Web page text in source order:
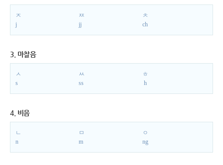
ㅈ
j
ㅉ
jj
ㅊ
ch
3. 마찰음
ㅅ
s
ㅆ
ss
ㅎ
h
4. 비음
ㄴ
n
ㅁ
m
ㅇ
ng